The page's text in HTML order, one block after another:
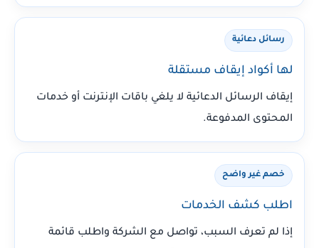
رسائل دعائية
لها أكواد إيقاف مستقلة
إيقاف الرسائل الدعائية لا يلغي باقات الإنترنت أو خدمات
المحتوى المدفوعة.
خصم غير واضح
اطلب كشف الخدمات
إذا لم تعرف السبب، تواصل مع الشركة واطلب قائمة